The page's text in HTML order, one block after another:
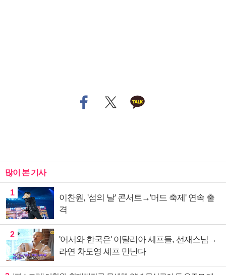
많이 본 기사
1
이찬원, '섬의 날' 콘서트→'머드 축제' 연속 출
격
2
'어서와 한국은' 이탈리아 셰프들, 선재스님→
라연 차도영 셰프 만난다